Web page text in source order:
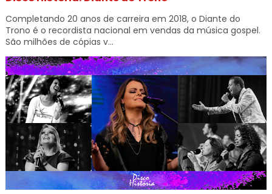
Completando 20 anos de carreira em 2018, o Diante do
Trono é o recordista nacional em vendas da música gospel.
São milhões de cópias v...